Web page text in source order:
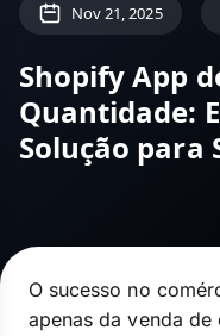
Nov 21, 2025
Shopify App
Quantidade:
Solução para
O sucesso no
apenas da venda